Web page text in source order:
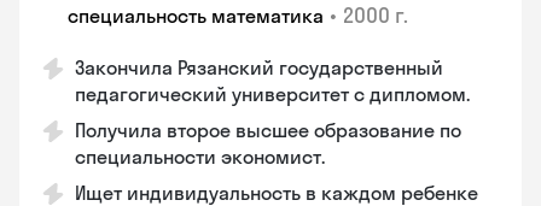
специальность математика • 2000 г.
Закончилa Рязанский государственный
педагогический университет с дипломом.
Получила второе высшее образование по
специальности экономист.
Ищет индивидуальность в каждом ребенке